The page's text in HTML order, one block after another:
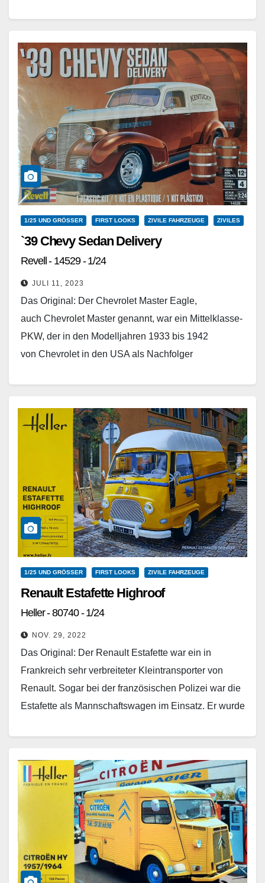
1/25 UND GRÖSSER FIRST LOOKS ZIVILE FAHRZEUGE ZIVILES
`39 Chevy Sedan Delivery
Revell - 14529 - 1/24
JULI 11, 2023
Das Original: Der Chevrolet Master Eagle,
auch Chevrolet Master genannt, war ein Mittelklasse-
PKW, der in den Modelljahren 1933 bis 1942
von Chevrolet in den USA als Nachfolger
Weiterlesen
1/25 UND GRÖSSER FIRST LOOKS ZIVILE FAHRZEUGE
Renault Estafette Highroof
Heller - 80740 - 1/24
NOV. 29, 2022
Das Original: Der Renault Estafette war ein in
Frankreich sehr verbreiteter Kleintransporter von
Renault. Sogar bei der französischen Polizei war die
Estafette als Mannschaftswagen im Einsatz. Er wurde